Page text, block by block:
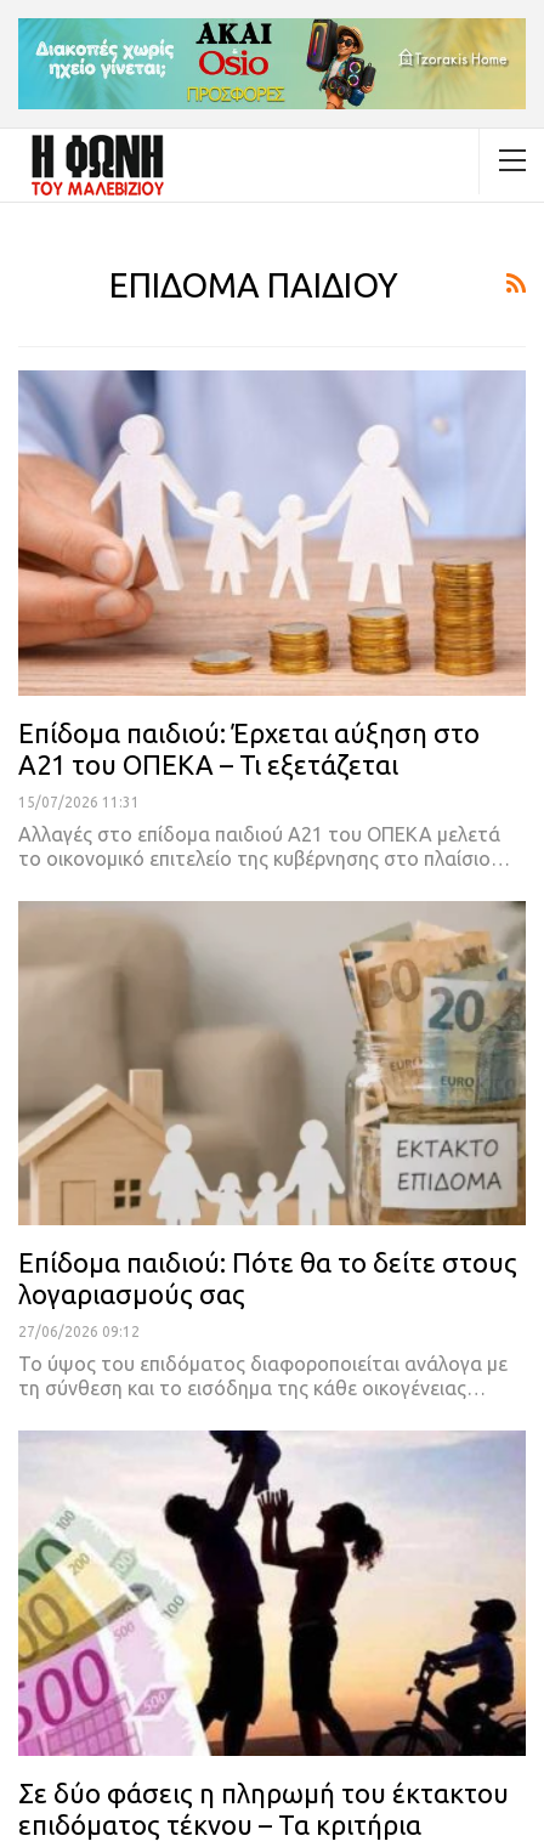
ΕΠΙΔΟΜΑ ΠΑΙΔΙΟΥ
Επίδομα παιδιού: Έρχεται αύξηση στο
Α21 του ΟΠΕΚΑ – Τι εξετάζεται
15/07/2026 11:31
Αλλαγές στο επίδομα παιδιού Α21 του ΟΠΕΚΑ μελετά
το οικονομικό επιτελείο της κυβέρνησης στο πλαίσιο…
Επίδομα παιδιού: Πότε θα το δείτε στους
λογαριασμούς σας
27/06/2026 09:12
Το ύψος του επιδόματος διαφοροποιείται ανάλογα με
τη σύνθεση και το εισόδημα της κάθε οικογένειας…
Σε δύο φάσεις η πληρωμή του έκτακτου
επιδόματος τέκνου – Τα κριτήρια